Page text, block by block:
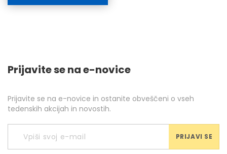
Prijavite se na e-novice
Prijavite se na e-novice in ostanite obveščeni o vseh
tedenskih akcijah in novostih.
PRIJAVI SE